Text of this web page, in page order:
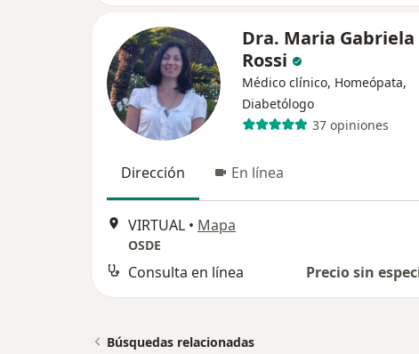
Dra. Maria Gabriela
Rossi
Médico clínico, Homeópata,
Diabetólogo
37 opiniones
Dirección En línea
VIRTUAL • Mapa
OSDE
Consulta en línea Precio sin
Búsquedas relacionadas